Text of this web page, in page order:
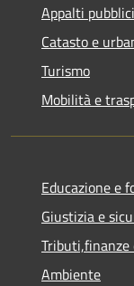
Appalti pubblici
Catasto e
Turismo
Mobilità e
Educazione e
Giustizia e
Ambiente